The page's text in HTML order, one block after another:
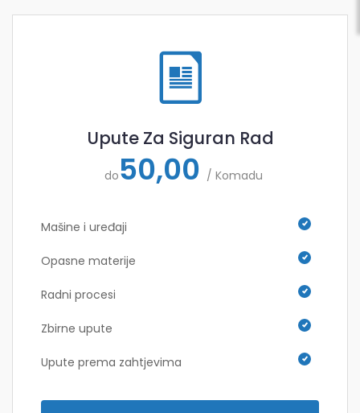
Upute Za Siguran Rad
do50,00 / Komadu
Mašine i uređaji
Opasne materije
Radni procesi
Zbirne upute
Upute prema zahtjevima